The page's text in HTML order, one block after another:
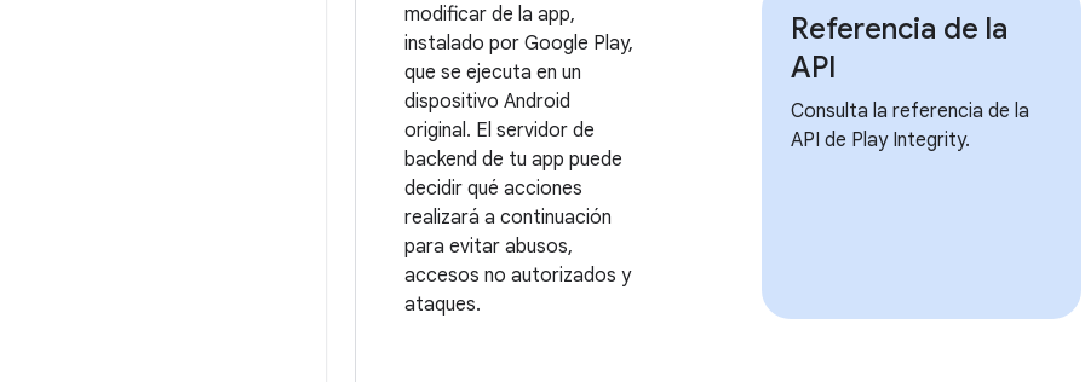
modificar de la app,
instalado por Google Play,
que se ejecuta en un
dispositivo Android
original. El servidor de
backend de tu app puede
decidir qué acciones
realizará a continuación
para evitar abusos,
accesos no autorizados y
ataques.
Referencia de la
API
Consulta la referencia de la
API de Play Integrity.